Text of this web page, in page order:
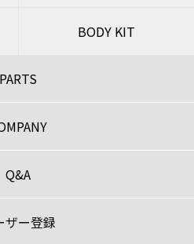
BODY KIT
PARTS
Q&A
ザー登録